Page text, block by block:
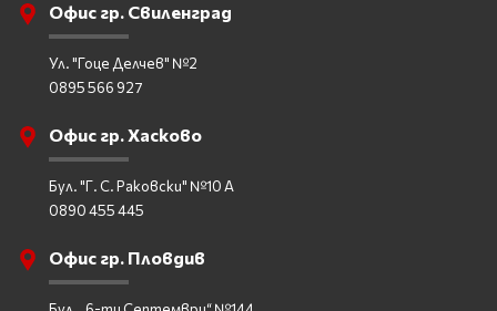
Офис гр. Свиленград
Ул. "Гоце Делчев" №2
0895 566 927
Офис гр. Хасково
Бул. "Г. С. Раковски" №10 А
0890 455 445
Офис гр. Пловдив